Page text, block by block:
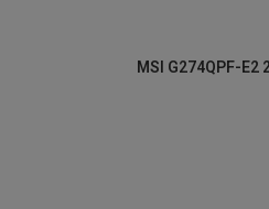
MSI G274QPF-E2